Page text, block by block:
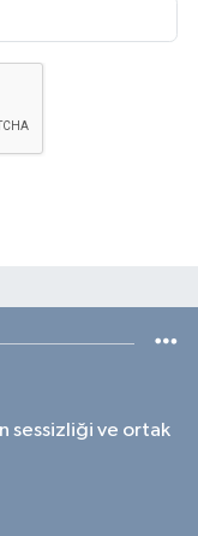
sessizliği ve ortak